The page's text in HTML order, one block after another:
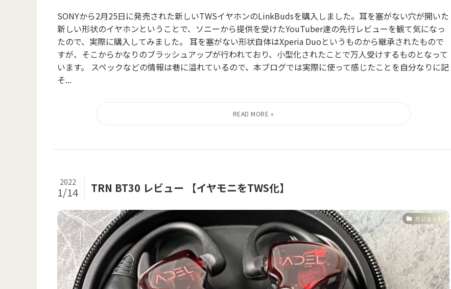
SONYから2月25日に発売された新しいTWSイヤホンのLinkBudsを購入しました。耳を塞がない穴が開いた
新しい形状のイヤホンということで、ソニーから提供を受けたYouTuber達の先行レビューを観て気になっ
たので、実際に購入してみました。 耳を塞がない形状自体はXperia Duoというものから継承されたもので
すが、そこからかなりのブラッシュアップが行われており、小型化されたことで万人受けするものとなって
います。 スペックなどの情報は巷に溢れているので、本ブログでは実際に使って感じたことを自分なりに記
そ...
TRN BT30 レビュー 【イヤモニをTWS化】
2022
1/14
ガジェット